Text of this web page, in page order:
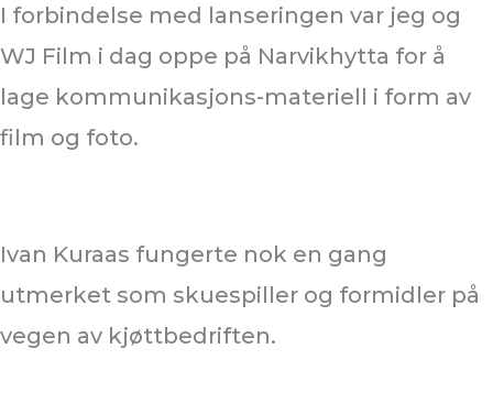
I forbindelse med lanseringen var jeg og
WJ Film i dag oppe på Narvikhytta for å
lage kommunikasjons-materiell i form av
film og foto.
Ivan Kuraas fungerte nok en gang
utmerket som skuespiller og formidler på
vegen av kjøttbedriften.